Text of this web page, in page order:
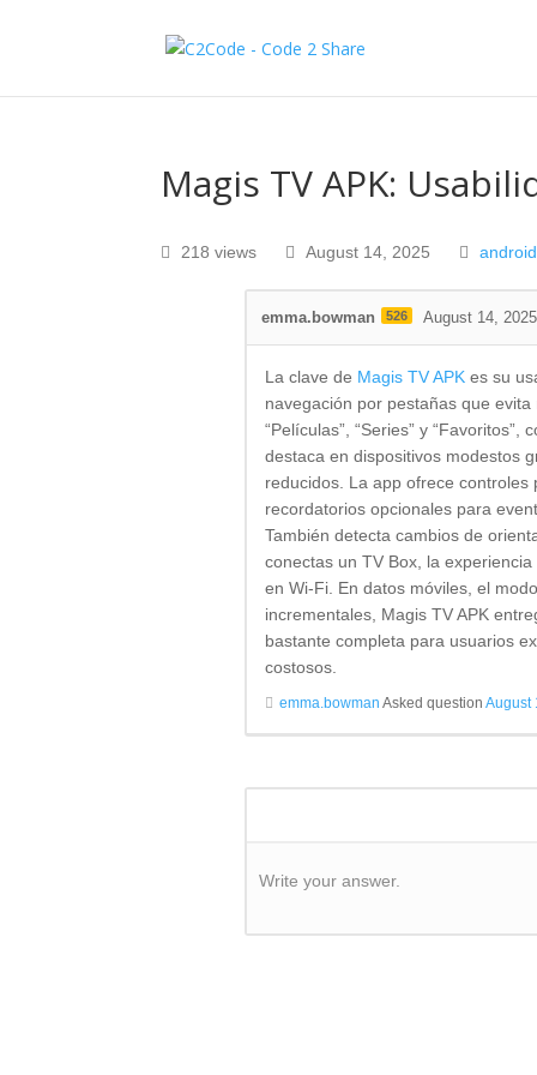
Magis TV APK:
218 views August 14, 2025 android
emma.bowman 526 August 14, 2025
La clave de Magis TV APK es su
navegación por pestañas que
“Películas”, “Series” y
destaca en dispositivos modestos
reducidos. La app ofrece
recordatorios opcionales para
También detecta cambios de
conectas un TV Box, la
en Wi-Fi. En datos móviles, el
incrementales, Magis TV APK
bastante completa para usuarios
costosos.
emma.bowman Asked questionAugust
Write your answer.